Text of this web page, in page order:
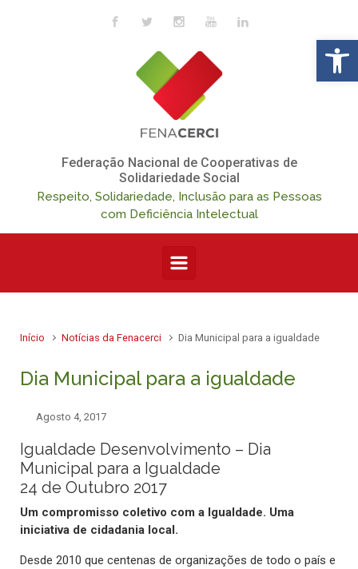
Skip to main content
Federação Nacional de Cooperativas de
Solidariedade Social
Respeito, Solidariedade, Inclusão para as Pessoas
com Deficiência Intelectual
Início Notícias da Fenacerci Dia Municipal para a igualdade
Dia Municipal para a igualdade
Agosto 4, 2017
Igualdade Desenvolvimento – Dia
Municipal para a Igualdade
24 de Outubro 2017
Um compromisso coletivo com a Igualdade. Uma
iniciativa de cidadania local.
Desde 2010 que centenas de organizações de todo o país e